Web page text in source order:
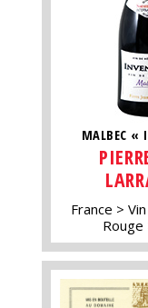
MALBEC «
France
Rouge